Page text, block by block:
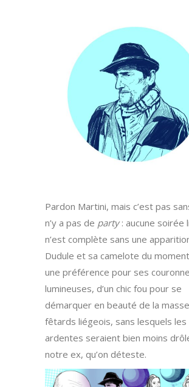
Pardon Martini, mais c’est pas
n’y a pas de party: aucune soirée
n’est complète sans une
Dudule et sa camelote du
une préférence pour ses
lumineuses, d’un chic fou pour se
démarquer en beauté de la
fêtards liégeois, sans lesquels
ardentes seraient bien moins
notre ex, qu’on déteste.